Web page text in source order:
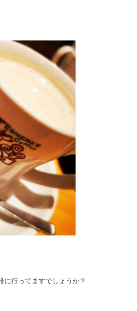
に行ってますでしょうか？